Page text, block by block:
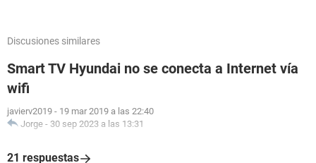
Discusiones similares
Smart TV Hyundai no se conecta a Internet vía
wifi
javierv2019 - 19 mar 2019 a las 22:40
Jorge - 30 sep 2023 a las 13:31
21 respuestas